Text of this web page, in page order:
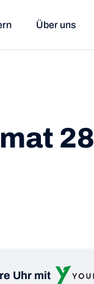
Über uns
28
Uhr mit